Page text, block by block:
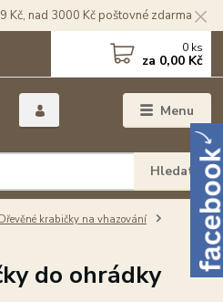
Kč, nad 3000 Kč poštovné zdarma
Menu
Hledat
0 ks
za 0,00 Kč
Dřevěné krabičky na vhazování
do ohrádky